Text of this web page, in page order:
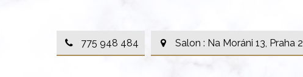
775 948 484 Salon : Na Moráni 13, Praha 2